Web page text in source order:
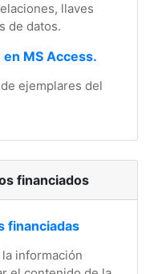
llaves
de datos.
MS Access.
ejemplares del
financiados
financiadas
información